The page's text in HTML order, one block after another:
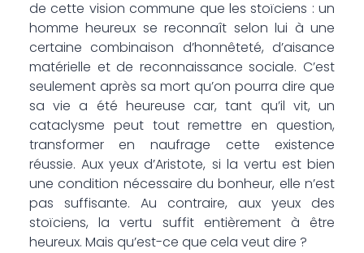
de cette vision commune que les stoïciens : un
homme heureux se reconnaît selon lui à une
certaine combinaison d’honnêteté, d’aisance
matérielle et de reconnaissance sociale. C’est
seulement après sa mort qu’on pourra dire que
sa vie a été heureuse car, tant qu’il vit, un
cataclysme peut tout remettre en question,
transformer en naufrage cette existence
réussie. Aux yeux d’Aristote, si la vertu est bien
une condition nécessaire du bonheur, elle n’est
pas suffisante. Au contraire, aux yeux des
stoïciens, la vertu suffit entièrement à être
heureux. Mais qu’est-ce que cela veut dire ?